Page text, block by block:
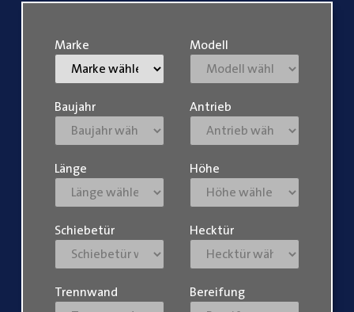
Marke Modell
Baujahr Antrieb
Länge Höhe
Schiebetür Hecktür
Trennwand Bereifung